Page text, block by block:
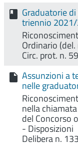
Graduatorie
triennio
Ordinario
Circ. prot. n.
Assunzioni a
nelle
nella
del Concorso
- Disposizioni
Delibera n.